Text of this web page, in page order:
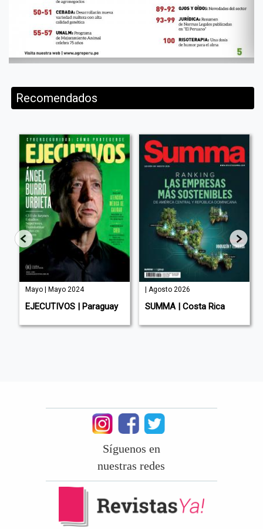
Recomendados
Mayo | Mayo 2024
EJECUTIVOS | Paraguay
| Agosto 2026
SUMMA | Costa Rica
Síguenos en
nuestras redes